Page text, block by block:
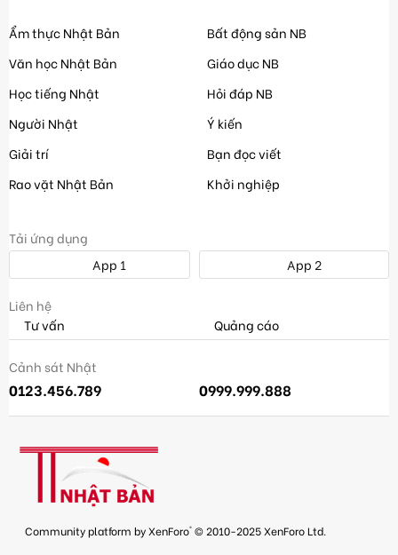
Ẩm thực Nhật Bản
Văn học Nhật Bản
Học tiếng Nhật
Người Nhật
Giải trí
Rao vặt Nhật Bản
Bất động sản NB
Giáo dục NB
Hỏi đáp NB
Ý kiến
Bạn đọc viết
Khởi nghiệp
Tải ứng dụng
App 1
App 2
Liên hệ
Tư vấn
Quảng cáo
Cảnh sát Nhật
0123.456.789 0999.999.888
Community platform by XenForo® © 2010-2025 XenForo Ltd.